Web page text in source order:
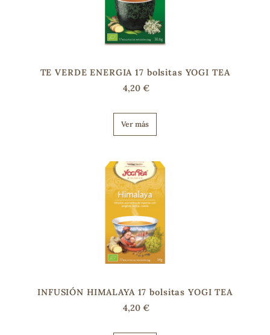
TE VERDE ENERGIA 17 bolsitas YOGI TEA
4,20 €
Ver más
INFUSIÓN HIMALAYA 17 bolsitas YOGI TEA
4,20 €